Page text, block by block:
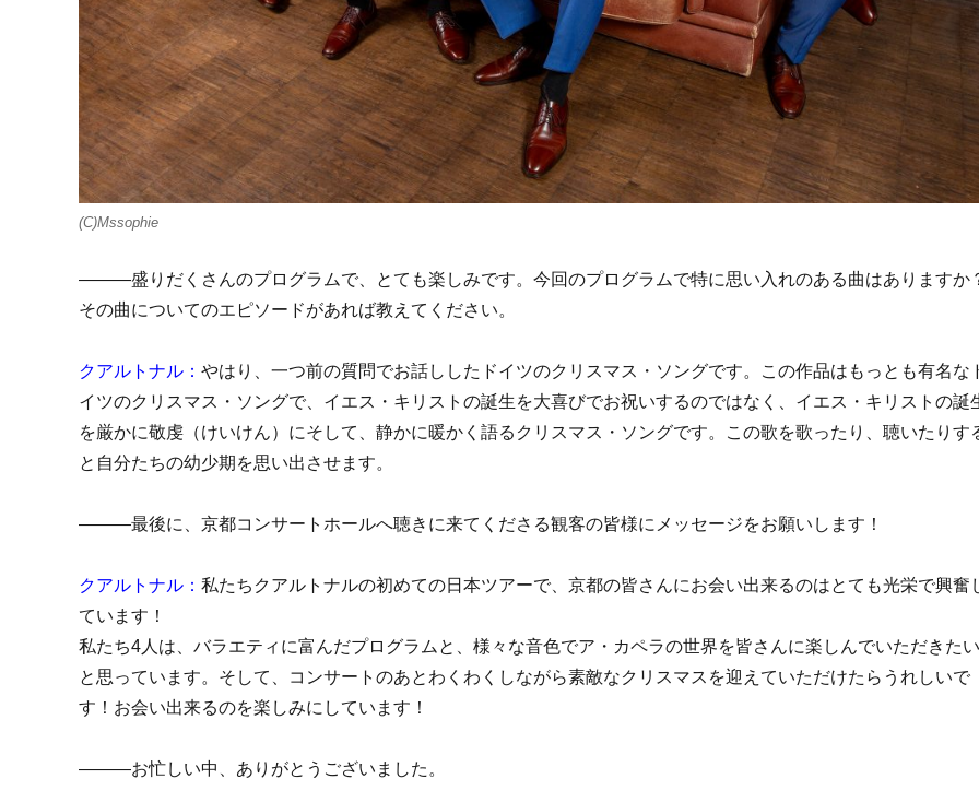
(C)Mssophie
―――盛りだくさんのプログラムで、とても楽しみです。今回のプログラムで特に思い入れのある曲はありますか
その曲についてのエピソードがあれば教えてください。
クアルトナル： やはり、一つ前の質問でお話ししたドイツのクリスマス・ソングです。この作品はもっとも有名な
イツのクリスマス・ソングで、イエス・キリストの誕生を大喜びでお祝いするのではなく、イエス・キリストの誕
を厳かに敬虔（けいけん）にそして、静かに暖かく語るクリスマス・ソングです。この歌を歌ったり、聴いたりす
と自分たちの幼少期を思い出させます。
―――最後に、京都コンサートホールへ聴きに来てくださる観客の皆様にメッセージをお願いします！
クアルトナル： 私たちクアルトナルの初めての日本ツアーで、京都の皆さんにお会い出来るのはとても光栄で興奮
ています！
私たち4人は、バラエティに富んだプログラムと、様々な音色でア・カペラの世界を皆さんに楽しんでいただきたい
と思っています。そして、コンサートのあとわくわくしながら素敵なクリスマスを迎えていただけたらうれしいで
す！お会い出来るのを楽しみにしています！
―――お忙しい中、ありがとうございました。